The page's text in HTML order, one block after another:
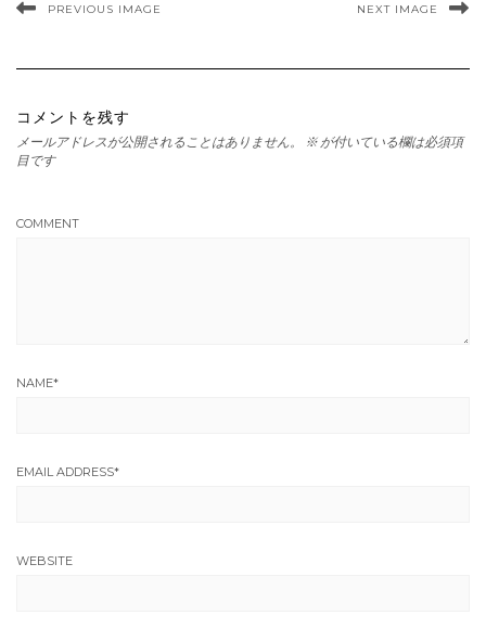
PREVIOUS IMAGE NEXT IMAGE
コメントを残す
メールアドレスが公開されることはありません。 ※ が付いている欄は必須項
目です
COMMENT
NAME*
EMAIL ADDRESS*
WEBSITE